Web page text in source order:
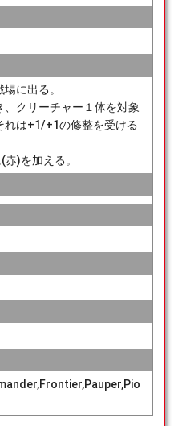
に出る。
クリーチャー１体を対象
れは+1/+1の修整を受ける
)を加える。